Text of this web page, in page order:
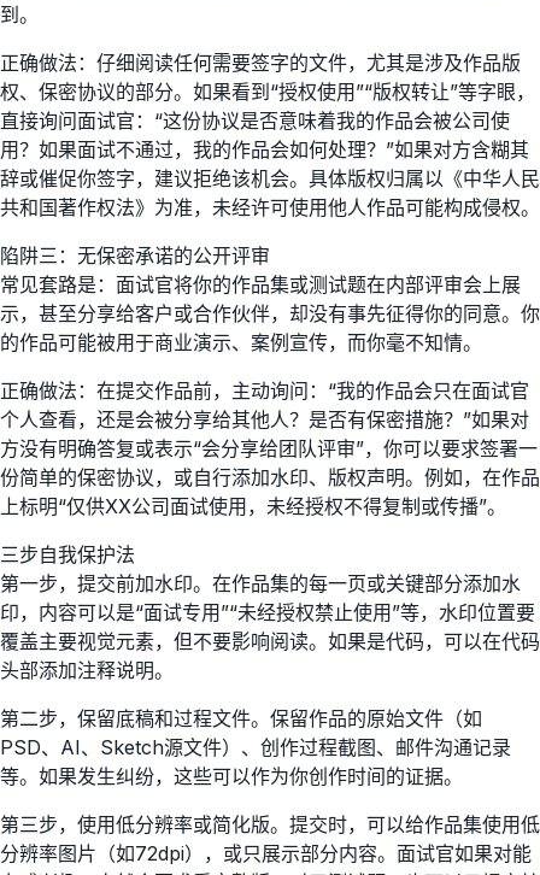
到。
正确做法：仔细阅读任何需要签字的文件，尤其是涉及作品版
权、保密协议的部分。如果看到“授权使用”“版权转让”等字眼，
直接询问面试官：“这份协议是否意味着我的作品会被公司使
用？如果面试不通过，我的作品会如何处理？”如果对方含糊其
辞或催促你签字，建议拒绝该机会。具体版权归属以《中华人民
共和国著作权法》为准，未经许可使用他人作品可能构成侵权。
陷阱三：无保密承诺的公开评审
常见套路是：面试官将你的作品集或测试题在内部评审会上展
示，甚至分享给客户或合作伙伴，却没有事先征得你的同意。你
的作品可能被用于商业演示、案例宣传，而你毫不知情。
正确做法：在提交作品前，主动询问：“我的作品会只在面试官
个人查看，还是会被分享给其他人？是否有保密措施？”如果对
方没有明确答复或表示“会分享给团队评审”，你可以要求签署一
份简单的保密协议，或自行添加水印、版权声明。例如，在作品
上标明“仅供XX公司面试使用，未经授权不得复制或传播”。
三步自我保护法
第一步，提交前加水印。在作品集的每一页或关键部分添加水
印，内容可以是“面试专用”“未经授权禁止使用”等，水印位置要
覆盖主要视觉元素，但不要影响阅读。如果是代码，可以在代码
头部添加注释说明。
第二步，保留底稿和过程文件。保留作品的原始文件（如
PSD、AI、Sketch源文件）、创作过程截图、邮件沟通记录
等。如果发生纠纷，这些可以作为你创作时间的证据。
第三步，使用低分辨率或简化版。提交时，可以给作品集使用低
分辨率图片（如72dpi），或只展示部分内容。面试官如果对能